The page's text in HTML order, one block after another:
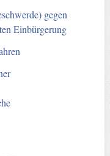
gegen
Einbürgerung